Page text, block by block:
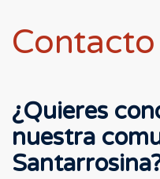
Contacto
¿Quieres
nuestra